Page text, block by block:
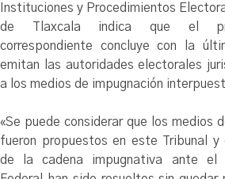
Instituciones y Procedimientos
de Tlaxcala indica que el
correspondiente concluye con la
emitan las autoridades electorales
a los medios de impugnación
«Se puede considerar que los medios
fueron propuestos en este Tribunal y
de la cadena impugnativa ante el